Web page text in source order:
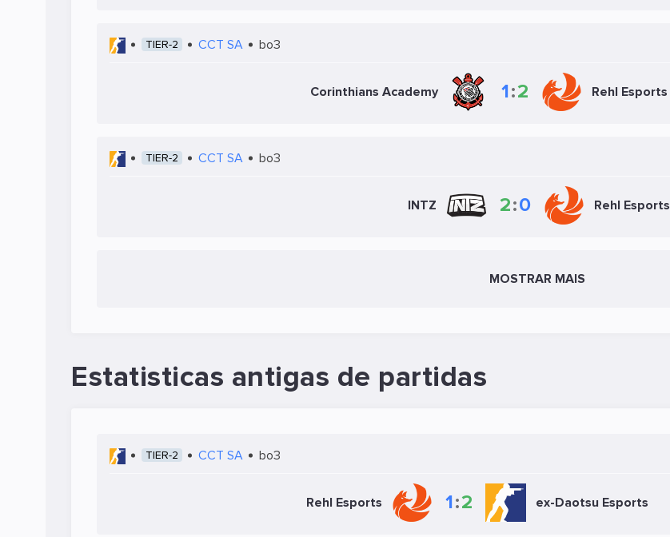
TIER-2 CCT SA bo3
Corinthians Academy 1:2 Rehl Esports
TIER-2 CCT SA bo3
INTZ 2:0 Rehl Esports
MOSTRAR MAIS
Estatisticas antigas de partidas
TIER-2 CCT SA bo3
Rehl Esports 1:2 ex-Daotsu Esports